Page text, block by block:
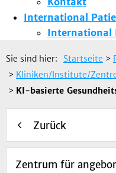
International
International
Sie sind hier: Startseite >
> Kliniken/Institute/
> KI-basierte
Zurück
Zentrum für